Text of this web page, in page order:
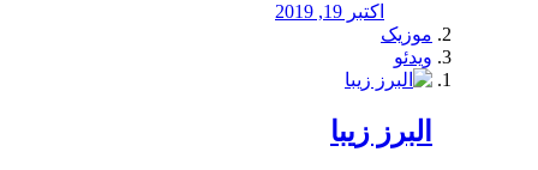
اکتبر 19, 2019
موزیک
ویدئو
البرز زیبا